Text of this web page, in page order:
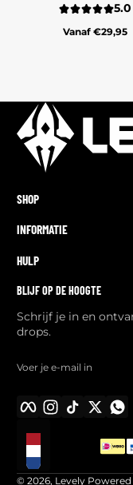
5.0
Reguliere
Vanaf €29,95
SHOP
INFORMATIE
HULP
BLIJF OP DE HOOGTE
Schrijf je in en
drops.
Voer je e-mail in
FacebookInstagram
TikTok
Lokalisatie
© 2026, Levely